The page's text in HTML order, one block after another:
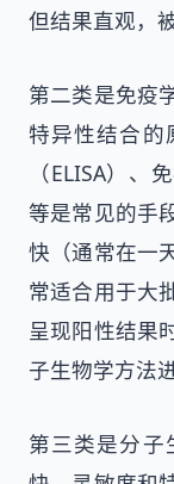
但结果直观，
第二类是免疫
特异性结合的
（ELISA）、
等是常见的手
快（通常在一
常适合用于大
呈现阳性结果
子生物学方法
第三类是分子